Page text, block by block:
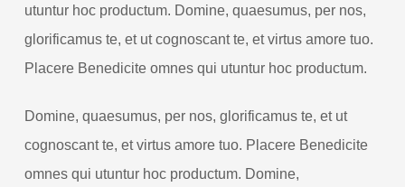
utuntur hoc productum. Domine, quaesumus, per nos,
glorificamus te, et ut cognoscant te, et virtus amore tuo.
Placere Benedicite omnes qui utuntur hoc productum.
Domine, quaesumus, per nos, glorificamus te, et ut
cognoscant te, et virtus amore tuo. Placere Benedicite
omnes qui utuntur hoc productum. Domine,